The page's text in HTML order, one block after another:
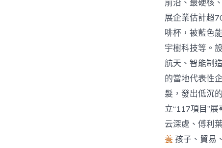
前沿、最硬核
展企業估計超
啡杯，被藍色
宇樹科技等。
航天、智能制
的當地代表性
髮，發出低沉
立“117項目”
云深處、傅利
養 孩子、貿易